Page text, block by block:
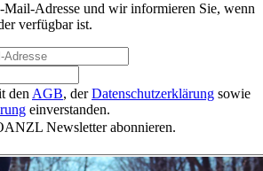
Mail-Adresse und wir informieren Sie, wenn
verfügbar ist.
den AGB, derDatenschutzerklärung sowie
einverstanden.
Newsletter abonnieren.